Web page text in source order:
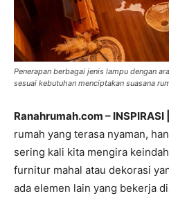
Penerapan berbagai jenis lampu dengan
sesuai kebutuhan menciptakan suasana
Ranahrumah.com – INSPIRASI |
rumah yang terasa nyaman,
sering kali kita mengira
furnitur mahal atau dekorasi
ada elemen lain yang bekerja